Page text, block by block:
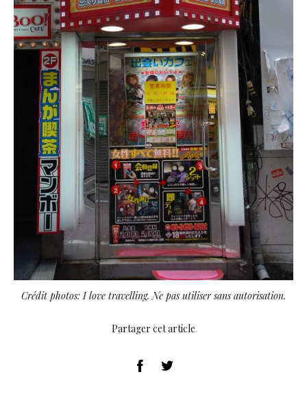
Crédit photos: I love travelling. Ne pas utiliser sans autorisation.
Partager cet article